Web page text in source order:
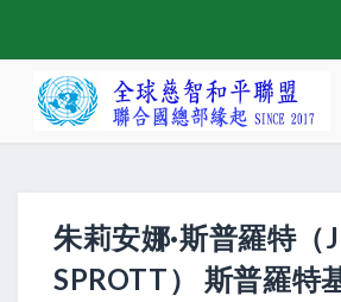
朱莉安娜·斯普羅特（
SPROTT） 斯普羅特